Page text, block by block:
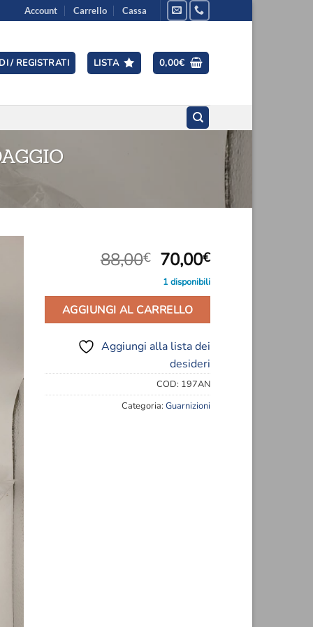
Account Carrello Cassa
/ REGISTRATI LISTA 0,00€
88,00€ Il
prezzo
originale
era:
88,00€.
70,00€Il
prezzo
attuale
70,00€.
1 disponibili
AGGIUNGI AL CARRELLO
Aggiungi alla lista dei
desideri
COD: 197AN
Categoria: Guarnizioni